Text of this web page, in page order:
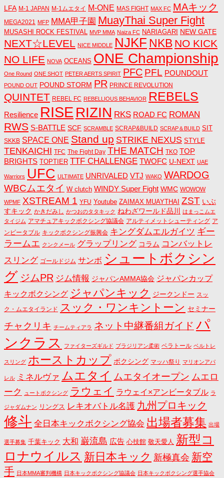
LFA M-1 JAPAN M-1ムエタイ M-ONE MAS FIGHT MAX FC MAキック
MEGA2021 MFP MMA甲子園 MuayThai Super Fight
MUSASHI ROCK FESTIVAL MVP MMA Naiza FC NARIAGARI NEW GATE
NEXT☆LEVEL NICE MIDDLE NJKF NKB NO KICK
NO LIFE NOVA OCEANS ONE Championship
One Round ONE SHOT PETER AERTS SPIRIT PFC PFL POUNDOUT
POUND OUT POUND STORM PR PRINCE REVOLUTION
QUINTET REBEL FC REBELLIOUS BEHAVIOR REBELS
Resilience RISE RIZIN RKS ROAD FC ROMAN
RWS S-BATTLE SCF SCRAMBLE SCRAP&BUILD SCRAP＆BUILD SIT
SKKB SPACE ONE Stand up STRIKE NEXUS STYLE
TENKAICHI TFC The Fight Day THE MATCH TKO TOP
BRIGHTS TOPTIER TTF CHALLENGE TWOFC U-NEXT UAE
Warriors UFC ULTIMATE UNRIVALED VTJ WAKO WARDOG
WBCムエタイ W clutch WINDY Super Fight WMC WOWOW
WPMF XSTREAM 1 YFU Youtube ZAIMAX MUAYTHAI ZST いぶ
すキック かきだみし かつおのタタキック ねわざワールド品川
はまっこムエ
タイジム アマチュアキックボクシング協議会 アルティメットシューティング ア
ンビータブル キックボクシング振興会 キングダムエルガイツ ギー
ラームエ クンクメール グラップリング コラム コンバットレ
スリング ゴールドジム サンボ シュートボクシン
グ ジムPR ジム情報 ジャパンAMMA協会 ジャパンカップ
キックボクシング ジャパンキック ジークンドー スッ
ク・ムエタイランド スック・ワンキントーン セミナー
チャクリキ チームティアラ ネット中継番組ガイド パ
ンクラス
ファイターズギルド ブラジリアン柔術 ベラトール ベルトレ
スリング ホーストカップ ボクシング マッハ祭り マリオンアパ
レル ミネルヴァ ムエタイ ムエタイオープン ムエロ
ーク
ュートボクシング ラウェイ ラウェイ×アンビータブル ラ
ジャダムナン リングス レキオバトル名護 九州プロキック
修斗 全日本キックボクシング協会 出場者募集 出場
選手募集 千葉キック 大和 巌流島 広告 心技館 敬天愛人 新型コ
ロナウイルス 新日本キック 新極真会 新空
手 日本MMA審判機構 日本キックボクシング協議会 日本キックボクシング選手協会